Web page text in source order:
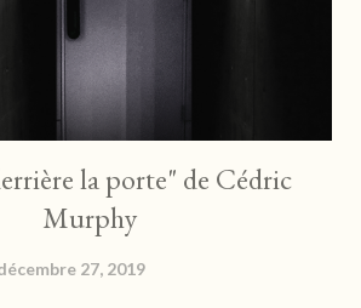
la porte" de Cédric
Murphy
27, 2019